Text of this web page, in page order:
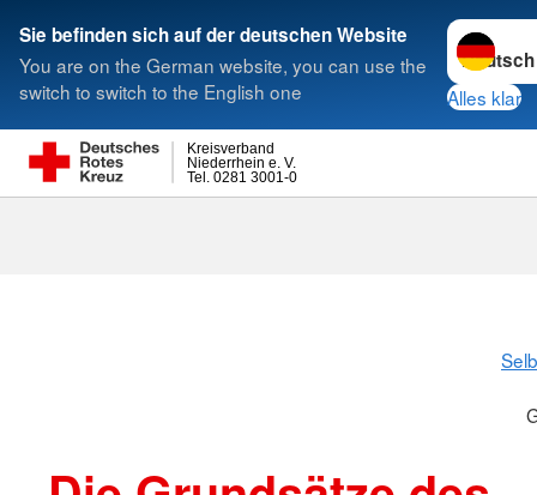
Sie befinden sich auf der deutschen Website
You are on the German website, you can use the
switch to switch to the English one
Sprache
Alles klar
Tel. 0281 3001-0
Niederrhein e. V.
Kreisverband
Suche